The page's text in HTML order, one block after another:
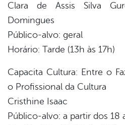
Clara de Assis Silva
Domingues
Público-alvo: geral
Horário: Tarde (13h às 17h)
Capacita Cultura: Entre o
o Profissional da Cultura
Cristhine Isaac
Público-alvo: a partir dos 18